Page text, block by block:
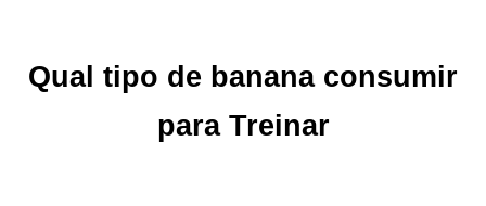
Qual tipo de banana consumir
para Treinar